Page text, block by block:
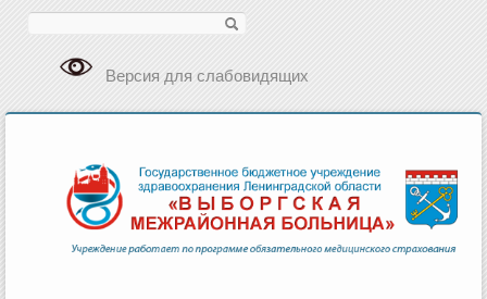
Версия для слабовидящих